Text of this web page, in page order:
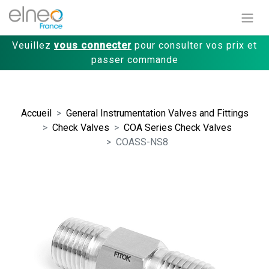
Veuillez vous connecter pour consulter vos prix et
passer commande
Accueil
General Instrumentation Valves and Fittings
Check Valves
COA Series Check Valves
COASS-NS8